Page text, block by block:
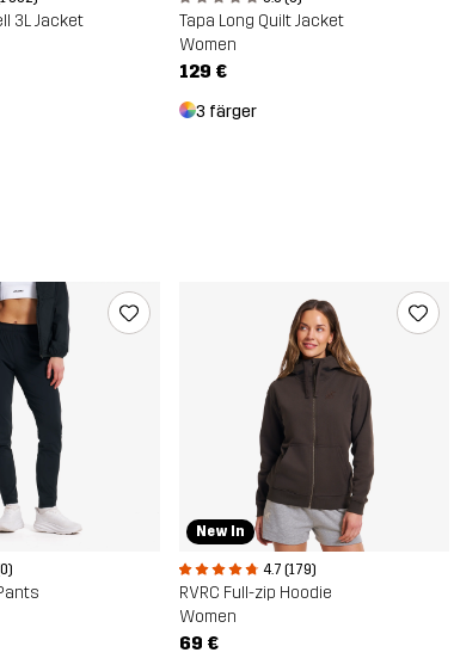
3L Jacket
Tapa Long Quilt Jacket
Women
129 €
3 färger
New In
4.7 (179)
RVRC Full-zip Hoodie
Women
69 €